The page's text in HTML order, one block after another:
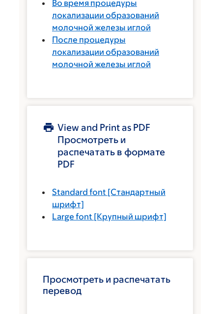
Во время процедуры
локализации образований
молочной железы иглой
После процедуры
локализации образований
молочной железы иглой
View and Print as PDF
Просмотреть и
распечатать в формате
PDF
Standard font [Стандартный
шрифт]
Large font [Крупный шрифт]
Просмотреть и распечатать
перевод